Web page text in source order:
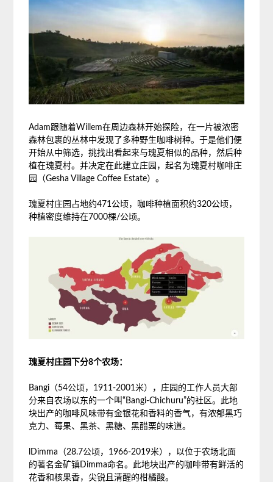
Adam跟随着Willem在周边森林开始探险，在一片被浓密
森林包裹的丛林中发现了多种野生咖啡树种。于是他们便
开始从中筛选，挑找出看起来与瑰夏相似的品种，然后种
植在瑰夏村。并决定在此建立庄园，起名为瑰夏村咖啡庄
园（Gesha Village Coffee Estate）。
瑰夏村庄园占地约471公顷，咖啡种植面积约320公顷，
种植密度维持在7000棵/公顷。
瑰夏村庄园下分8个农场：
Bangi（54公顷，1911-2001米），庄园的工作人员大部
分来自农场以东的一个叫“Bangi-Chichuru”的社区。此地
块出产的咖啡风味带有金银花和香料的香气，有浓郁黑巧
克力、莓果、黑茶、黑糖、黑醋栗的味道。
lDimma（28.7公顷，1966-2019米），以位于农场北面
的著名金矿镇Dimma命名。此地块出产的咖啡带有鲜活的
花香和核果香，尖锐且清醒的柑橘酸。